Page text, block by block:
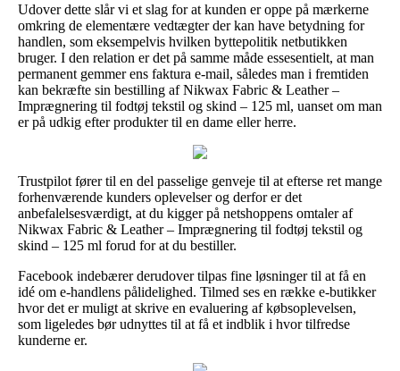
Udover dette slår vi et slag for at kunden er oppe på mærkerne
omkring de elementære vedtægter der kan have betydning for
handlen, som eksempelvis hvilken byttepolitik netbutikken
bruger. I den relation er det på samme måde essesentielt, at man
permanent gemmer ens faktura e-mail, således man i fremtiden
kan bekræfte sin bestilling af Nikwax Fabric & Leather –
Imprægnering til fodtøj tekstil og skind – 125 ml, uanset om man
er på udkig efter produkter til en dame eller herre.
Trustpilot fører til en del passelige genveje til at efterse ret mange
forhenværende kunders oplevelser og derfor er det
anbefalelsesværdigt, at du kigger på netshoppens omtaler af
Nikwax Fabric & Leather – Imprægnering til fodtøj tekstil og
skind – 125 ml forud for at du bestiller.
Facebook indebærer derudover tilpas fine løsninger til at få en
idé om e-handlens pålidelighed. Tilmed ses en række e-butikker
hvor det er muligt at skrive en evaluering af købsoplevelsen,
som ligeledes bør udnyttes til at få et indblik i hvor tilfredse
kunderne er.